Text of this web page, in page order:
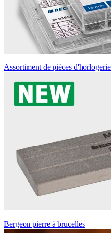
Assortiment de pièces d'horlogerie
Bergeon pierre à brucelles